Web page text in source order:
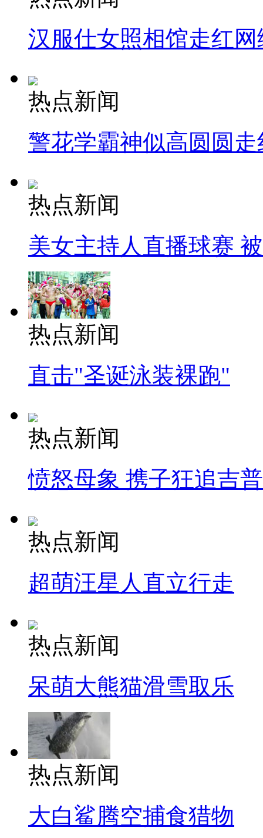
汉服仕女照相馆走红网
热点新闻
警花学霸神似高圆圆走
热点新闻
美女主持人直播球赛
热点新闻
直击"圣诞泳装裸跑"
热点新闻
愤怒母象 携子狂追吉
热点新闻
超萌汪星人直立行走
热点新闻
呆萌大熊猫滑雪取乐
热点新闻
大白鲨腾空捕食猎物